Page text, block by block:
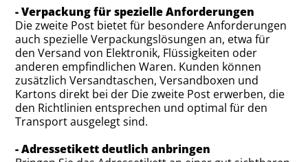
- Verpackung für spezielle Anforderungen
Die zweite Post bietet für besondere Anforderungen
auch spezielle Verpackungslösungen an, etwa für
den Versand von Elektronik, Flüssigkeiten oder
anderen empfindlichen Waren. Kunden können
zusätzlich Versandtaschen, Versandboxen und
Kartons direkt bei der Die zweite Post erwerben, die
den Richtlinien entsprechen und optimal für den
Transport ausgelegt sind.
- Adressetikett deutlich anbringen